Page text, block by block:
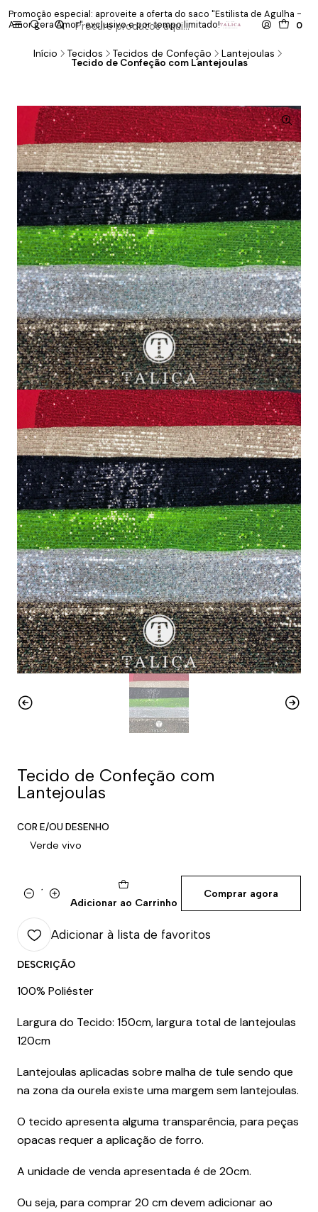
0
Promoção especial: aproveite a oferta do saco "Estilista de Agulha -
Amor gera Amor" exclusivo e por tempo limitado!
Início Tecidos Tecidos de Confeção Lantejoulas
Tecido de Confeção com Lantejoulas
Tecido de Confeção com
Lantejoulas
COR E/OU DESENHO
Verde vivo
QuantidadeAdicionar ao Carrinho
Comprar agora
Adicionar à lista de favoritos
DESCRIÇÃO
100% Poliéster
Largura do Tecido: 150cm, largura total de lantejoulas
120cm
Lantejoulas aplicadas sobre malha de tule sendo que
na zona da ourela existe uma margem sem lantejoulas.
O tecido apresenta alguma transparência, para peças
opacas requer a aplicação de forro.
A unidade de venda apresentada é de 20cm.
Ou seja, para comprar 20 cm devem adicionar ao